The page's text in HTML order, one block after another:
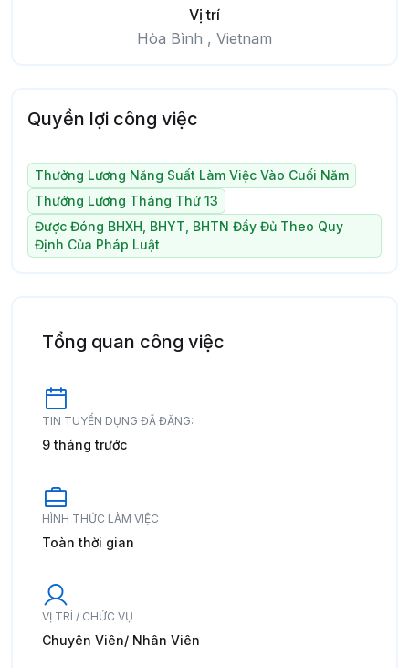
Vị trí
Hòa Bình , Vietnam
Quyền lợi công việc
Thưởng Lương Năng Suất Làm Việc Vào Cuối Năm
Thưởng Lương Tháng Thứ 13
Được Đóng BHXH, BHYT, BHTN Đầy Đủ Theo Quy
Định Của Pháp Luật
Tổng quan công việc
TIN TUYỂN DỤNG ĐÃ ĐĂNG:
9 tháng trước
HÌNH THỨC LÀM VIỆC
Toàn thời gian
VỊ TRÍ / CHỨC VỤ
Chuyên Viên/ Nhân Viên